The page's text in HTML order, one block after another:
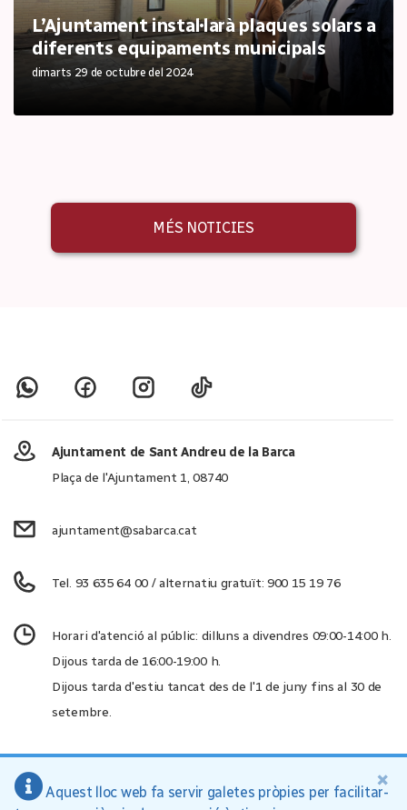
L’Ajuntament instal·larà plaques solars a
diferents equipaments municipals
dimarts 29 de octubre del 2024
MÉS NOTICIES
Ajuntament de Sant Andreu de la Barca
Plaça de l'Ajuntament 1, 08740
ajuntament@sabarca.cat
Tel. 93 635 64 00 / alternatiu gratuït: 900 15 19 76
Horari d'atenció al públic: dilluns a divendres 09:00-14:00 h.
Dijous tarda de 16:00-19:00 h.
Dijous tarda d'estiu tancat des de l'1 de juny fins al 30 de
setembre.
Ajuntament de Sant Andreu de la Barca, 2026
Aquest lloc web fa servir galetes pròpies per facilitar-
×